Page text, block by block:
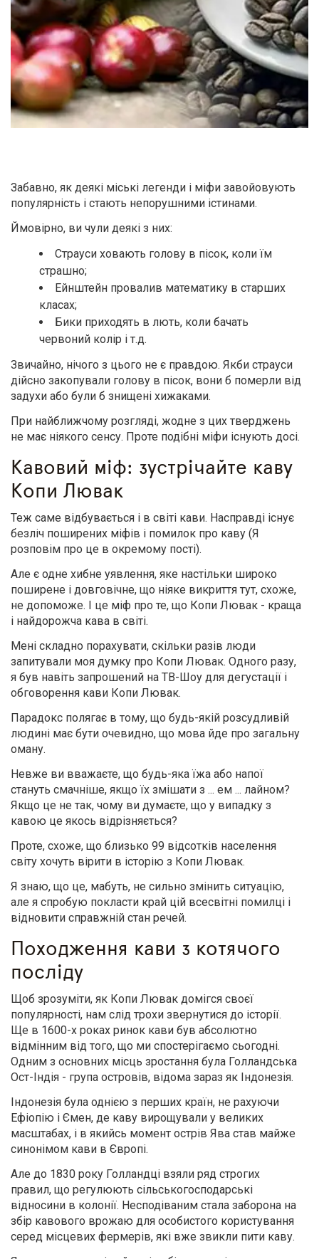
RU | UA +38 (068) 48 27 286
Забавно, як деякі міські легенди і міфи завойовують
популярність і стають непорушними істинами.
Ймовірно, ви чули деякі з них:
Страуси ховають голову в пісок, коли їм
страшно;
Ейнштейн провалив математику в старших
класах;
Бики приходять в лють, коли бачать
червоний колір і т.д.
Звичайно, нічого з цього не є правдою. Якби страуси
дійсно закопували голову в пісок, вони б померли від
задухи або були б знищені хижаками.
При найближчому розгляді, жодне з цих тверджень
не має ніякого сенсу. Проте подібні міфи існують досі.
Кавовий міф: зустрічайте каву
Копи Лювак
Теж саме відбувається і в світі кави. Насправді існує
безліч поширених міфів і помилок про каву (Я
розповім про це в окремому пості).
Але є одне хибне уявлення, яке настільки широко
поширене і довговічне, що ніяке викриття тут, схоже,
не допоможе. І це міф про те, що Копи Лювак - краща
і найдорожча кава в світі.
Мені складно порахувати, скільки разів люди
запитували моя думку про Копи Лювак. Одного разу,
я був навіть запрошений на ТВ-Шоу для дегустації і
обговорення кави Копи Лювак.
Парадокс полягає в тому, що будь-якій розсудливій
людині має бути очевидно, що мова йде про загальну
оману.
Невже ви вважаєте, що будь-яка їжа або напої
стануть смачніше, якщо їх змішати з ... ем ... лайном?
Якщо це не так, чому ви думаєте, що у випадку з
кавою це якось відрізняється?
Проте, схоже, що близько 99 відсотків населення
світу хочуть вірити в історію з Копи Лювак.
Я знаю, що це, мабуть, не сильно змінить ситуацію,
але я спробую покласти край цій всесвітні помилці і
відновити справжній стан речей.
Походження кави з котячого
посліду
Щоб зрозуміти, як Копи Лювак домігся своєї
популярності, нам слід трохи звернутися до історії.
Ще в 1600-х роках ринок кави був абсолютно
відмінним від того, що ми спостерігаємо сьогодні.
Одним з основних місць зростання була Голландська
Ост-Індія - група островів, відома зараз як Індонезія.
Індонезія була однією з перших країн, не рахуючи
Ефіопію і Ємен, де каву вирощували у великих
масштабах, і в якийсь момент острів Ява став майже
синонімом кави в Європі.
Але до 1830 року Голландці взяли ряд строгих
правил, що регулюють сільськогосподарські
відносини в колонії. Несподіваним стала заборона на
збір кавового врожаю для особистого користування
серед місцевих фермерів, які вже звикли пити каву.